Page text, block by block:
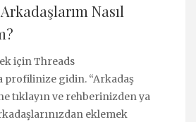
Nasıl
için Threads
profilinize gidin. “Arkadaş
tıklayın ve rehberinizden ya
eklemek